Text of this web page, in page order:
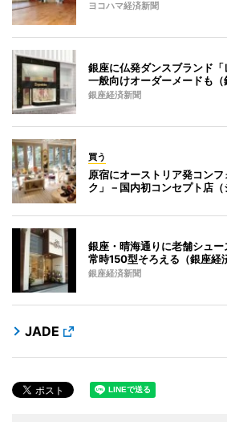
ヨコハマ経済新聞
銀座に仏発ダンスブランド
一般向けオーダーメードも（
銀座経済新聞
買う
原宿にオーストリア発コン
ク」－国内初コンセプト店（
銀座・晴海通りに老舗シュ
常時150型そろえる（銀座経
銀座経済新聞
JADE